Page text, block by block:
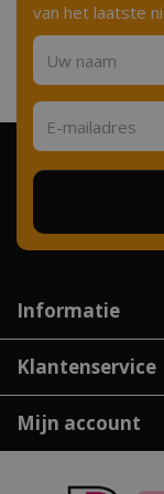
van het laatste
Informatie
Klantenservice
Mijn account